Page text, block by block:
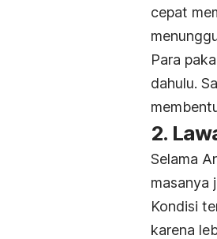
cepat
Para
dahulu.
2.
Selama
masanya
Kondisi
karena